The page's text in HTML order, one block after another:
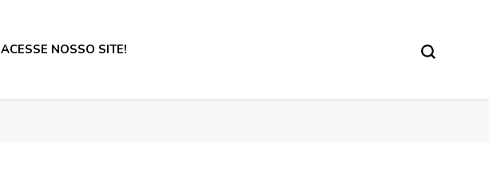
ACESSE NOSSO SITE!